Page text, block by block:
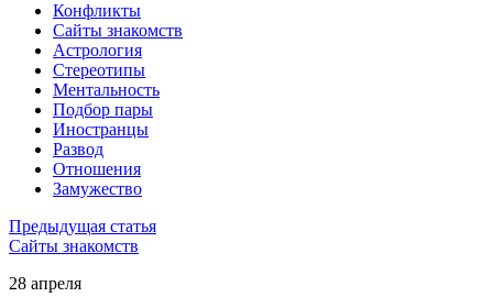
Конфликты
Сайты знакомств
Астрология
Стереотипы
Ментальность
Подбор пары
Иностранцы
Развод
Отношения
Замужество
Предыдущая статья
Сайты знакомств
28 апреля